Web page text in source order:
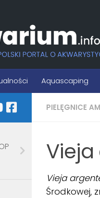
Aquascaping
PIELĘGNICE
Vieja
Środkowej,